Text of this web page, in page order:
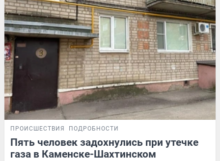
ПРОИСШЕСТВИЯ ПОДРОБНОСТИ
Пять человек задохнулись при утечке
газа в Каменске-Шахтинском